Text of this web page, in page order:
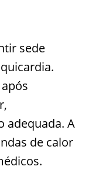
sede
adequada. A
de calor